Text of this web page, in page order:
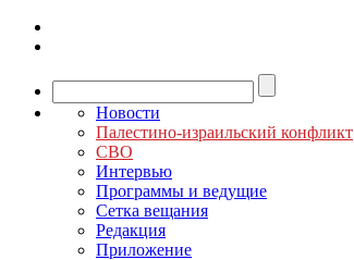
Новости
Палестино-израильский конфликт
СВО
Интервью
Программы и ведущие
Сетка вещания
Редакция
Приложение